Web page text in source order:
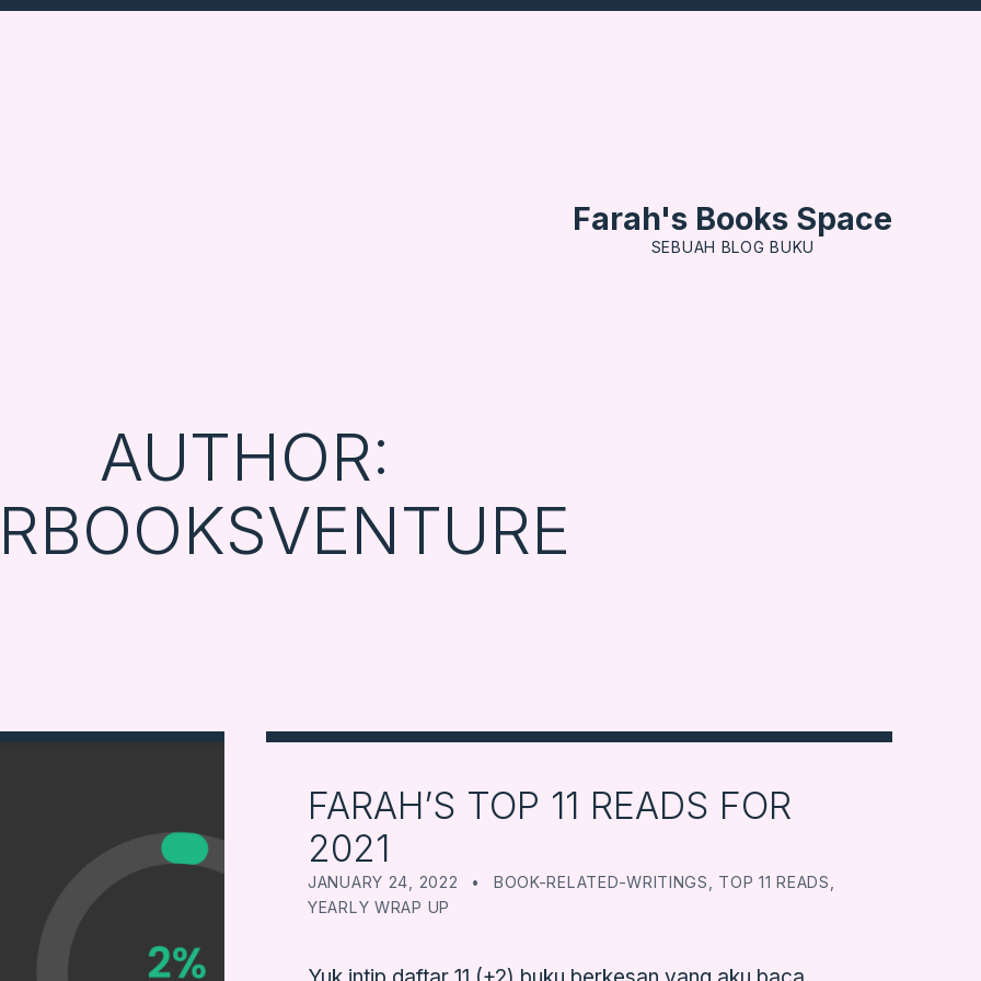
Farah's Books Space
SEBUAH BLOG BUKU
AUTHOR:
FARAH’S TOP 11 READS FOR
2021
JANUARY 24, 2022 WRITTEN BY:
FARBOOKSVENTURE
BOOK-RELATED-WRITINGS TOP 11 READS
YEARLY WRAP UP